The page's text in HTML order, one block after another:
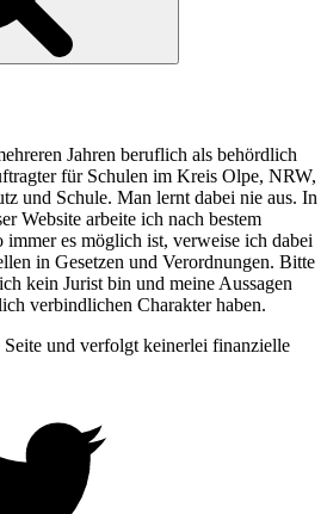
Jahren beruflich als behördlich
für Schulen im Kreis Olpe, NRW,
und Schule. Man lernt dabei nie aus. In
Website arbeite ich nach bestem
immer es möglich ist, verweise ich dabei
in Gesetzen und Verordnungen. Bitte
kein Jurist bin und meine Aussagen
verbindlichen Charakter haben.
Seite und verfolgt keinerlei finanzielle